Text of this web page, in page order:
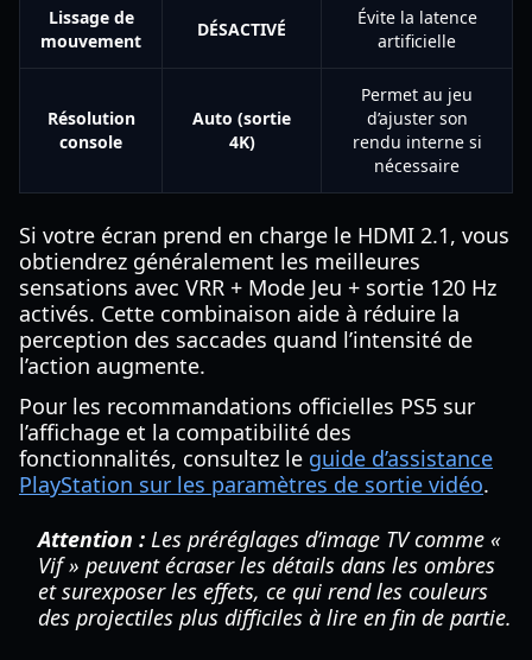
Lissage de
mouvement
DÉSACTIVÉ
Évite la latence
artificielle
Résolution
console
Auto (sortie
4K)
Permet au jeu
d’ajuster son
rendu interne si
nécessaire
Si votre écran prend en charge le HDMI 2.1, vous
obtiendrez généralement les meilleures
sensations avec VRR + Mode Jeu + sortie 120 Hz
activés. Cette combinaison aide à réduire la
perception des saccades quand l’intensité de
l’action augmente.
Pour les recommandations officielles PS5 sur
l’affichage et la compatibilité des
fonctionnalités, consultez le guide d’assistance
PlayStation sur les paramètres de sortie vidéo.
Attention : Les préréglages d’image TV comme «
Vif » peuvent écraser les détails dans les ombres
et surexposer les effets, ce qui rend les couleurs
des projectiles plus difficiles à lire en fin de partie.